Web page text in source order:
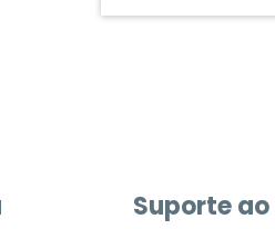
Suporte